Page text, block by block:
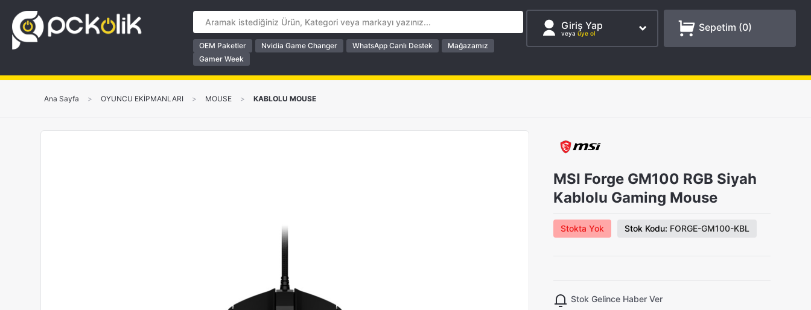
OEM Paketler Nvidia Game Changer WhatsApp Canlı Destek
Mağazamız
Gamer Week
Giriş Yap
veya üye ol Sepetim (0)
Ana Sayfa > OYUNCU EKİPMANLARI > MOUSE > KABLOLU MOUSE
MSI Forge GM100 RGB Siyah
Kablolu Gaming Mouse
Stokta Yok Stok Kodu: FORGE-GM100-KBL
Stok Gelince Haber Ver